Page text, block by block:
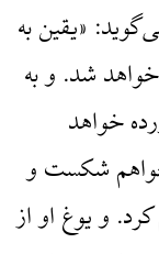
«یقین به
شد. و به
خواهد
شکست و
و یوغ او از